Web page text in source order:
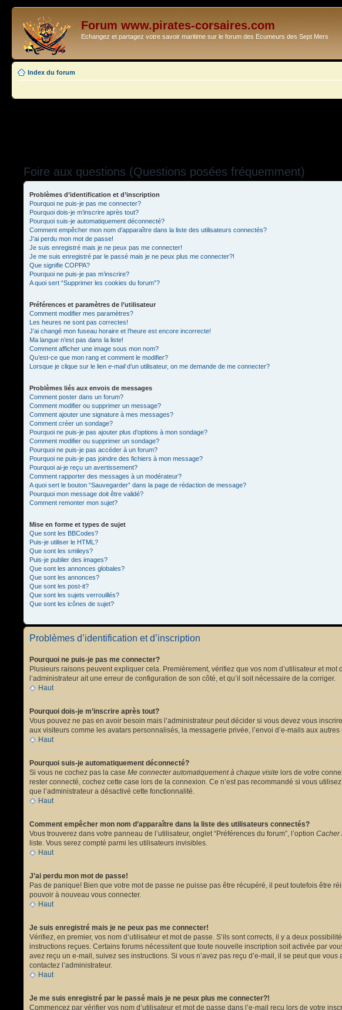
Forum www.pirates-corsaires.com
Echangez et partagez votre savoir maritime sur le forum des Ecumeurs des Sept Mers
Index du forum
Foire aux questions (Questions posées fréquemment)
Problèmes d’identification et d’inscription
Pourquoi ne puis-je pas me connecter?
Pourquoi dois-je m’inscrire après tout?
Pourquoi suis-je automatiquement déconnecté?
Comment empêcher mon nom d’apparaître dans la liste des utilisateurs connectés?
J’ai perdu mon mot de passe!
Je suis enregistré mais je ne peux pas me connecter!
Je me suis enregistré par le passé mais je ne peux plus me connecter?!
Que signifie COPPA?
Pourquoi ne puis-je pas m’inscrire?
A quoi sert “Supprimer les cookies du forum”?
Préférences et paramètres de l’utilisateur
Comment modifier mes paramètres?
Les heures ne sont pas correctes!
J’ai changé mon fuseau horaire et l’heure est encore incorrecte!
Ma langue n’est pas dans la liste!
Comment afficher une image sous mon nom?
Qu’est-ce que mon rang et comment le modifier?
Lorsque je clique sur le lien e-maild’un utilisateur, on me demande de me connecter?
Problèmes liés aux envois de messages
Comment poster dans un forum?
Comment modifier ou supprimer un message?
Comment ajouter une signature à mes messages?
Comment créer un sondage?
Pourquoi ne puis-je pas ajouter plus d’options à mon sondage?
Comment modifier ou supprimer un sondage?
Pourquoi ne puis-je pas accéder à un forum?
Pourquoi ne puis-je pas joindre des fichiers à mon message?
Pourquoi ai-je reçu un avertissement?
Comment rapporter des messages à un modérateur?
A quoi sert le bouton “Sauvegarder” dans la page de rédaction de message?
Pourquoi mon message doit être validé?
Comment remonter mon sujet?
Mise en forme et types de sujet
Que sont les BBCodes?
Puis-je utiliser le HTML?
Que sont les smileys?
Puis-je publier des images?
Que sont les annonces globales?
Que sont les annonces?
Que sont les post-it?
Que sont les sujets verrouillés?
Que sont les icônes de sujet?
Problèmes d’identification et d’inscription
Pourquoi ne puis-je pas me connecter?
Plusieurs raisons peuvent expliquer cela. Premièrement, vérifiez que vos nom d’utilisateur et
l’administrateur ait une erreur de configuration de son côté, et qu’il soit nécessaire de la corriger.
Haut
Pourquoi dois-je m’inscrire après tout?
Vous pouvez ne pas en avoir besoin mais l’administrateur peut décider si vous devez vous
aux visiteurs comme les avatars personnalisés, la messagerie privée, l’envoi d’e-mails aux
Haut
Pourquoi suis-je automatiquement déconnecté?
Si vous ne cochez pas la case Me connecter automatiquement à chaque visite lors de votre
rester connecté, cochez cette case lors de la connexion. Ce n’est pas recommandé si vous
que l’administrateur a désactivé cette fonctionnalité.
Haut
Comment empêcher mon nom d’apparaître dans la liste des utilisateurs connectés?
Vous trouverez dans votre panneau de l’utilisateur, onglet “Préférences du forum”, l’option Cacher
liste. Vous serez compté parmi les utilisateurs invisibles.
Haut
J’ai perdu mon mot de passe!
Pas de panique! Bien que votre mot de passe ne puisse pas être récupéré, il peut toutefois être
pouvoir à nouveau vous connecter.
Haut
Je suis enregistré mais je ne peux pas me connecter!
Vérifiez, en premier, vos nom d’utilisateur et mot de passe. S’ils sont corrects, il y a deux
instructions reçues. Certains forums nécessitent que toute nouvelle inscription soit activée par
avez reçu un e-mail, suivez ses instructions. Si vous n’avez pas reçu d’e-mail, il se peut que
contactez l’administrateur.
Haut
Je me suis enregistré par le passé mais je ne peux plus me connecter?!
Commencez par vérifier vos nom d’utilisateur et mot de passe dans l’e-mail reçu lors de votre